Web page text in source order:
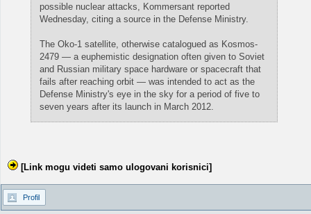
possible nuclear attacks, Kommersant reported
Wednesday, citing a source in the Defense Ministry.
The Oko-1 satellite, otherwise catalogued as Kosmos-
2479 — a euphemistic designation often given to Soviet
and Russian military space hardware or spacecraft that
fails after reaching orbit — was intended to act as the
Defense Ministry's eye in the sky for a period of five to
seven years after its launch in March 2012.
[Link mogu videti samo ulogovani korisnici]
Profil